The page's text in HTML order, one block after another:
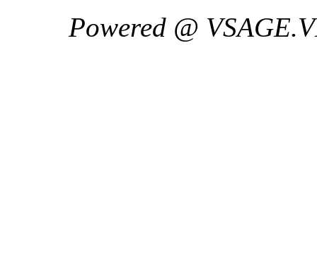
Powered @